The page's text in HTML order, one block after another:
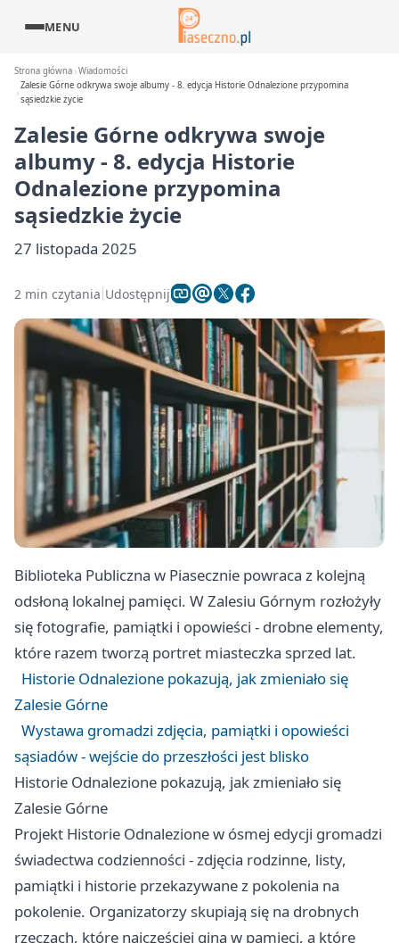
MENU
Strona główna Wiadomości
Zalesie Górne odkrywa swoje albumy - 8. edycja Historie Odnalezione przypomina
sąsiedzkie życie
Zalesie Górne odkrywa swoje
albumy - 8. edycja Historie
Odnalezione przypomina
sąsiedzkie życie
27 listopada 2025
2 min czytania Udostępnij
Biblioteka Publiczna w Piasecznie powraca z kolejną
odsłoną lokalnej pamięci. W Zalesiu Górnym rozłożyły
się fotografie, pamiątki i opowieści - drobne elementy,
które razem tworzą portret miasteczka sprzed lat.
Historie Odnalezione pokazują, jak zmieniało się
Zalesie Górne
Wystawa gromadzi zdjęcia, pamiątki i opowieści
sąsiadów - wejście do przeszłości jest blisko
Historie Odnalezione pokazują, jak zmieniało się
Zalesie Górne
Projekt Historie Odnalezione w ósmej edycji gromadzi
świadectwa codzienności - zdjęcia rodzinne, listy,
pamiątki i historie przekazywane z pokolenia na
pokolenie. Organizatorzy skupiają się na drobnych
rzeczach, które najczęściej giną w pamięci, a które